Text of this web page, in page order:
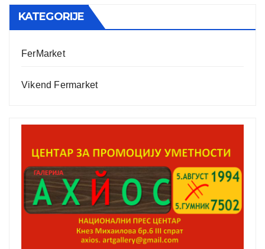
KATEGORIJE
FerMarket
Vikend Fermarket